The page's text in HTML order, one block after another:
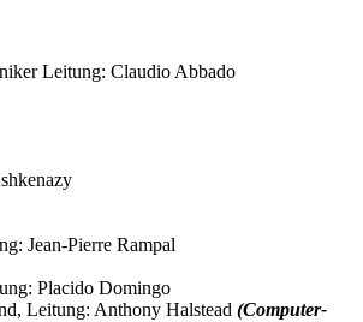
Leitung: Claudio Abbado
Jean-Pierre Rampal
Placido Domingo
Leitung: Anthony Halstead (Computer-